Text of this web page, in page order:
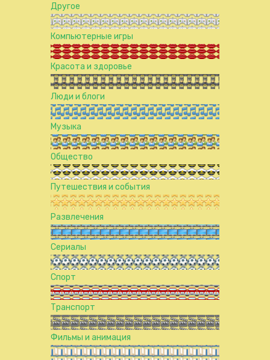
Другое
Компьютерные игры
Красота и здоровье
Люди и блоги
Музыка
Общество
Путешествия и события
Развлечения
Сериалы
Спорт
Транспорт
Фильмы и анимация